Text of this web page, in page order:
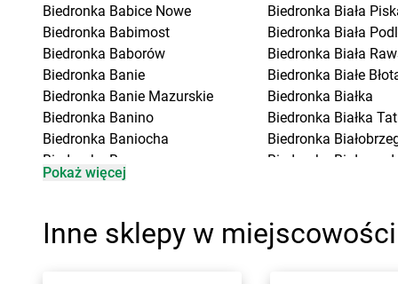
Biedronka Babice Nowe
Biedronka Babimost
Biedronka Baborów
Biedronka Banie
Biedronka Banie Mazurskie
Biedronka Banino
Biedronka Baniocha
Biedronka
Baranowo
Biedronka Barciany
Biedronka
Barczewo
Biedronka
Bardo
Biedronka Biała
Biedronka Biała
Biedronka Biała
Biedronka Białe
Biedronka Białka
Biedronka Białka
Biedronka
Biedronka
Białogard
Biedronka Biecz
Biedronka Biedronka
Pokaż więcej
Inne sklepy w